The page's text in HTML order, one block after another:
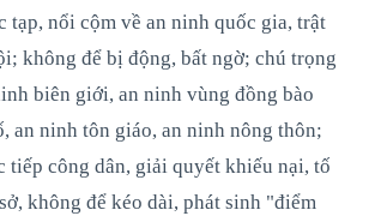
tạp, nổi cộm về an ninh quốc gia, trật
không để bị động, bất ngờ; chú trọng
biên giới, an ninh vùng đồng bào
an ninh tôn giáo, an ninh nông thôn;
tiếp công dân, giải quyết khiếu nại, tố
không để kéo dài, phát sinh "điểm